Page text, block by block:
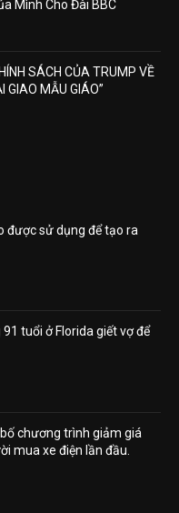
Mình Cho Đài BBC
SÁCH CỦA TRUMP VỀ
GIAO MẪU GIÁO”
được sử dụng để tạo ra
91 tuổi ở Florida giết vợ để
chương trình giảm giá
mua xe điện lần đầu.